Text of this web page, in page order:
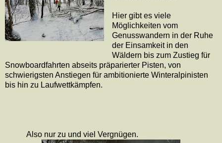
Hier gibt es viele
Möglichkeiten vom
Genusswandern in der Ruhe
der Einsamkeit in den
Wäldern bis zum Zustieg für
Snowboardfahrten abseits präparierter Pisten, von
schwierigsten Anstiegen für ambitionierte Winteralpinisten
bis hin zu Laufwettkämpfen.
Also nur zu und viel Vergnügen.